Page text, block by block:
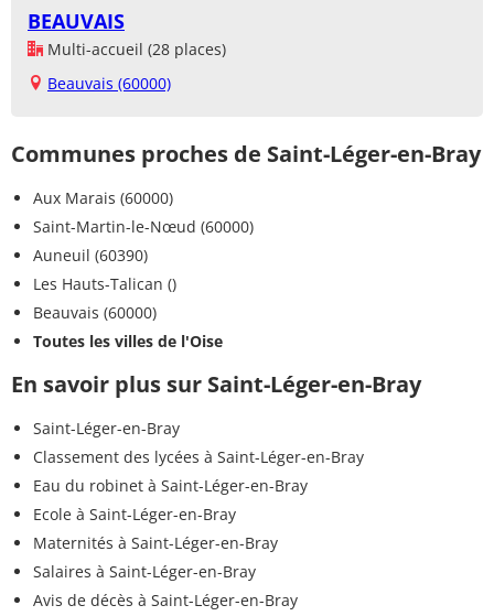
BEAUVAIS
Multi-accueil (28 places)
Beauvais (60000)
Communes proches de Saint-Léger-en-Bray
Aux Marais (60000)
Saint-Martin-le-Nœud (60000)
Auneuil (60390)
Les Hauts-Talican ()
Beauvais (60000)
Toutes les villes de l'Oise
En savoir plus sur Saint-Léger-en-Bray
Saint-Léger-en-Bray
Classement des lycées à Saint-Léger-en-Bray
Eau du robinet à Saint-Léger-en-Bray
Ecole à Saint-Léger-en-Bray
Maternités à Saint-Léger-en-Bray
Salaires à Saint-Léger-en-Bray
Avis de décès à Saint-Léger-en-Bray